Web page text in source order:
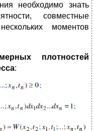
необходимо знать
совместные
моментов
плотностей
: